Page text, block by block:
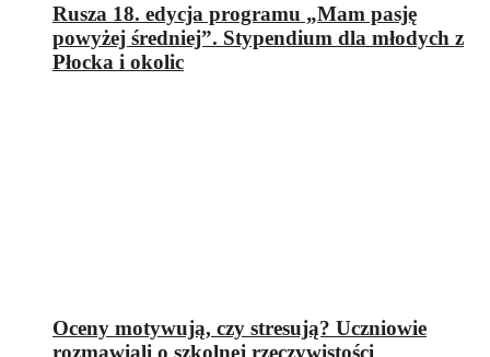
Rusza 18. edycja programu „Mam pasję
powyżej średniej”. Stypendium dla młodych z
Płocka i okolic
Oceny motywują, czy stresują? Uczniowie
rozmawiali o szkolnej rzeczywistości